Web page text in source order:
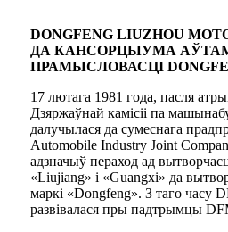
DONGFENG LIUZHOU
ДА КАНСОРЦЫУМА
ПРАМЫСЛОВАСЦІ
17 лютага 1981 года, пасля
Дзяржаўнай камісіі па
далучылася да сумеснага
Automobile Industry Joint
адзначыў пераход ад
«Liujiang» і «Guangxi» да
маркі «Dongfeng». З таго часу
развівалася пры падтрымцы